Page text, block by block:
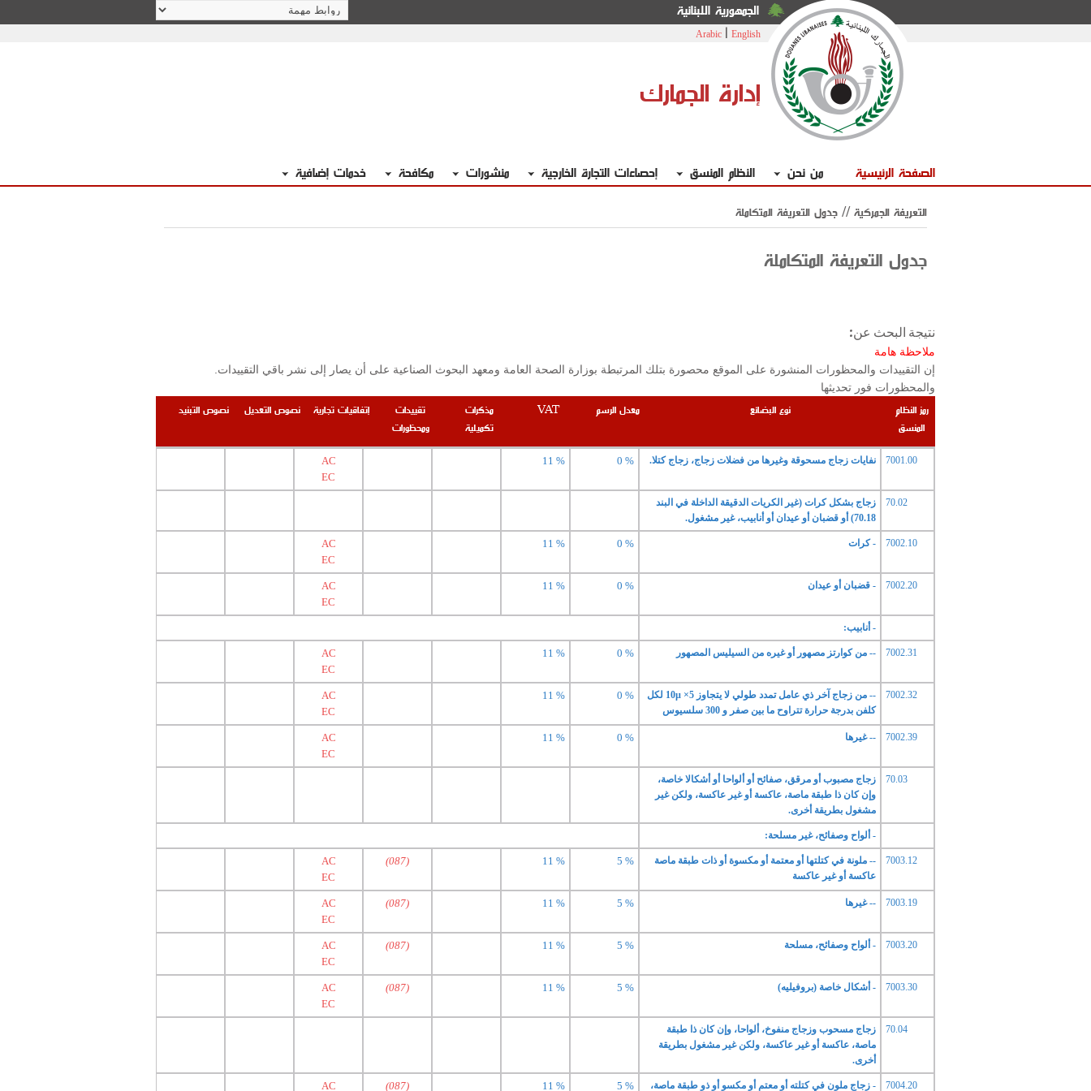
الجمهورية اللبنانية
Arabic English
إدارة الجمارك
الصفحة الرئيسية من نحن النظام المنسق إحصاءات التجارة الخارجية منشورات مكافحة خدمات إضافية
التعريفة الجمركية // جدول التعريفة المتكاملة
جدول التعريفة المتكاملة
نتيجة البحث عن:
ملاحظة هامة
والمحظورات فور تحديثها
رمز النظام
المنسق
نوع البضائع معدل الرسم VAT
مذكرات
تكميلية
تقييدات
ومحظورات
إتفاقيات تجارية نصوص التعديل نصوص التبنيد
7001.00 نفايات زجاج مسحوقة وغيرها من فضلات زجاج، زجاج كتلا. 0 %
11 %
AC
EC
70.02
زجاج بشكل كرات (غير الكريات الدقيقة الداخلة في البند
70.18) أو قضبان أو عيدان أو أنابيب، غير مشغول.
7002.10 - كرات 0 %
11 %
AC
EC
7002.20 - قضبان أو عيدان 0 %
11 %
AC
EC
- أنابيب:
7002.31 -- من كوارتز مصهور أو غيره من السيليس المصهور 0 %
11 %
AC
EC
7002.32
-- من زجاج آخر ذي عامل تمدد طولي لا يتجاوز 5× 10µ لكل
كلفن بدرجة حرارة تتراوح ما بين صفر و 300 سلسيوس
0 %
11 %
AC
EC
7002.39 -- غيرها 0 %
11 %
AC
EC
70.03
زجاج مصبوب أو مرقق، صفائح أو ألواحا أو أشكالا خاصة،
وإن كان ذا طبقة ماصة، عاكسة أو غير عاكسة، ولكن غير
مشغول بطريقة أخرى.
- ألواح وصفائح، غير مسلحة:
7003.12
-- ملونة في كتلتها أو معتمة أو مكسوة أو ذات طبقة ماصة
عاكسة أو غير عاكسة
5 %
11 %
(087)
AC
EC
7003.19 -- غيرها 5 %
11 %
(087)
AC
EC
7003.20 - ألواح وصفائح، مسلحة 5 %
11 %
(087)
AC
EC
7003.30 - أشكال خاصة (بروفيليه) 5 %
11 %
(087)
AC
EC
70.04
زجاج مسحوب وزجاج منفوخ، ألواحا، وإن كان ذا طبقة
ماصة، عاكسة أو غير عاكسة، ولكن غير مشغول بطريقة
أخرى.
7004.20
- زجاج ملون في كتلته أو معتم أو مكسو أو ذو طبقة ماصة،
5 %
11 %
(087)
AC